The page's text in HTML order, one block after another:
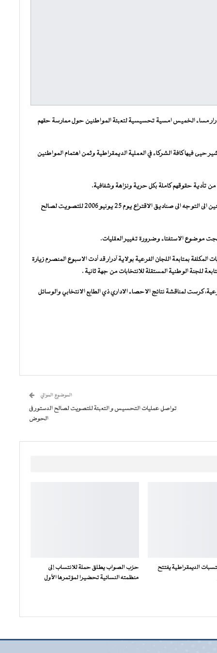
مساء الخميس امسية تحسيسية لتعبئة المواطنين حول ممارسة حقهم
فيها كافة الشركاء في العملية الديمقراطية وثمن اهتمام المواطنين
تأدية حقوقهم كاملة بكل حرية ونزاهة وشفافية.
كما دعا رئيس اللجنة المحلية المستقلة للانتخابات في اطار المواطنين الى التوجه الى صناديق الاقتراع يوم 25 يونيو 2006 للتصويت لصالح
موضوع الاستفتاء وضرورة تغيير العقليات.
بمتابعة اللجان الفرعية بولاية آدرار قد أدت الاسبوع المنصرم زيارة
للجنة الوطنية المستقلة للانتخابات من جهة ثانية .
كرست لمناقشة نتائج الاحصاء الاداري ذي الطابع الانتخابي والوسائل
الموضوع الموالي
تواصل عمليات التحسيس و التعبئة للتصويت لصالح الدستور فى
الحوض
الديمقراطية يفتتح
حزب الصواب يطلق حملة للانتساب إلى
منظمته النسائية تحضيرا لمؤتمرها الأول